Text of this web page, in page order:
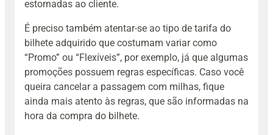
estornadas ao cliente.
É preciso também atentar-se ao tipo de tarifa do
bilhete adquirido que costumam variar como
“Promo” ou “Flexíveis”, por exemplo, já que algumas
promoções possuem regras específicas. Caso você
queira cancelar a passagem com milhas, fique
ainda mais atento às regras, que são informadas na
hora da compra do bilhete.